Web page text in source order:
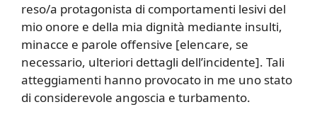
reso/a protagonista di comportamenti lesivi del
mio onore e della mia dignità mediante insulti,
minacce e parole offensive [elencare, se
necessario, ulteriori dettagli dell’incidente]. Tali
atteggiamenti hanno provocato in me uno stato
di considerevole angoscia e turbamento.